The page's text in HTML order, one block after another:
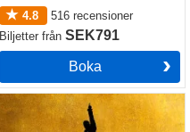
4.8
516 recensioner
BiljetterfrånSEK791
Boka
Hamilton